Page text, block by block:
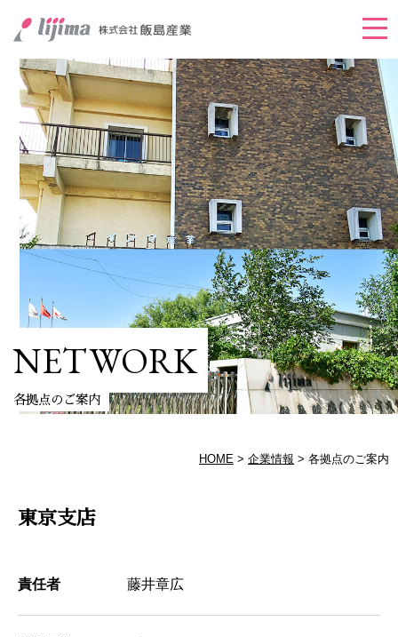
メ
ュ
ー
を
開
く
NETWORK
各拠点のご案内
HOME 企業情報 各拠点のご案内
東京支店
責任者 藤井章広